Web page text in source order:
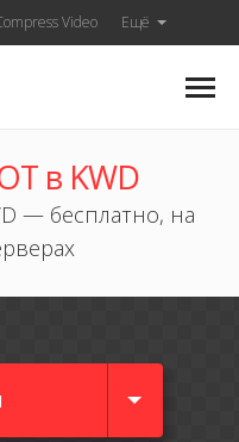
Video Ещё
в KWD
— бесплатно, на